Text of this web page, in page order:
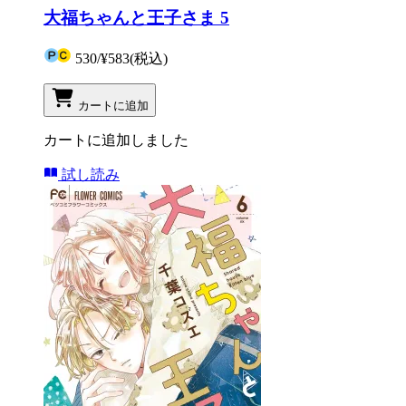
大福ちゃんと王子さま 5
530/¥583(税込)
カートに追加
カートに追加しました
試し読み